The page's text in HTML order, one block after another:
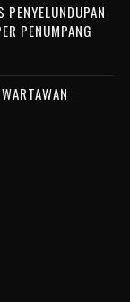
PENYELUNDUPAN
PENUMPANG